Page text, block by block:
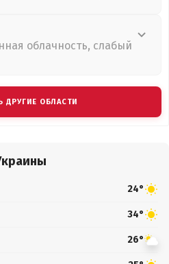
облачность, слабый
ДРУГИЕ ОБЛАСТИ
24°
34°
26°